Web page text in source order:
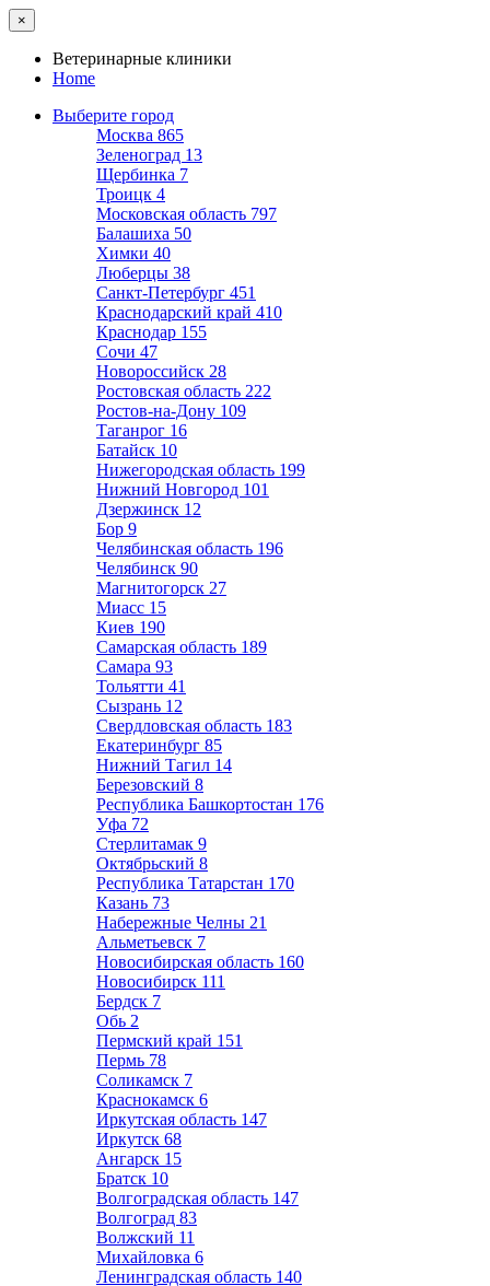
×
Ветеринарные клиники
Home
Выберите город
Москва 865
Зеленоград 13
Щербинка 7
Троицк 4
Московская область 797
Балашиха 50
Химки 40
Люберцы 38
Санкт-Петербург 451
Краснодарский край 410
Краснодар 155
Сочи 47
Новороссийск 28
Ростовская область 222
Ростов-на-Дону 109
Таганрог 16
Батайск 10
Нижегородская область 199
Нижний Новгород 101
Дзержинск 12
Бор 9
Челябинская область 196
Челябинск 90
Магнитогорск 27
Миасс 15
Киев 190
Самарская область 189
Самара 93
Тольятти 41
Сызрань 12
Свердловская область 183
Екатеринбург 85
Нижний Тагил 14
Березовский 8
Республика Башкортостан 176
Уфа 72
Стерлитамак 9
Октябрьский 8
Республика Татарстан 170
Казань 73
Набережные Челны 21
Альметьевск 7
Новосибирская область 160
Новосибирск 111
Бердск 7
Обь 2
Пермский край 151
Пермь 78
Соликамск 7
Краснокамск 6
Иркутская область 147
Иркутск 68
Ангарск 15
Братск 10
Волгоградская область 147
Волгоград 83
Волжский 11
Михайловка 6
Ленинградская область 140